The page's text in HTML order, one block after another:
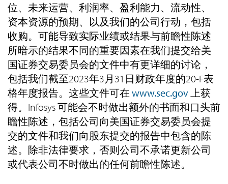
位、未来运营、利润率、盈利能力、流动性、
资本资源的预期、以及我们的公司行动，包括
收购。可能导致实际业绩或结果与前瞻性陈述
所暗示的结果不同的重要因素在我们提交给美
国证券交易委员会的文件中有更详细的讨论，
包括我们截至2023年3月31日财政年度的20-F表
格年度报告。这些文件可在 www.sec.gov上获
得。Infosys 可能会不时做出额外的书面和口头前
瞻性陈述，包括公司向美国证券交易委员会提
交的文件和我们向股东提交的报告中包含的陈
述。除非法律要求，否则公司不承诺更新公司
或代表公司不时做出的任何前瞻性陈述。